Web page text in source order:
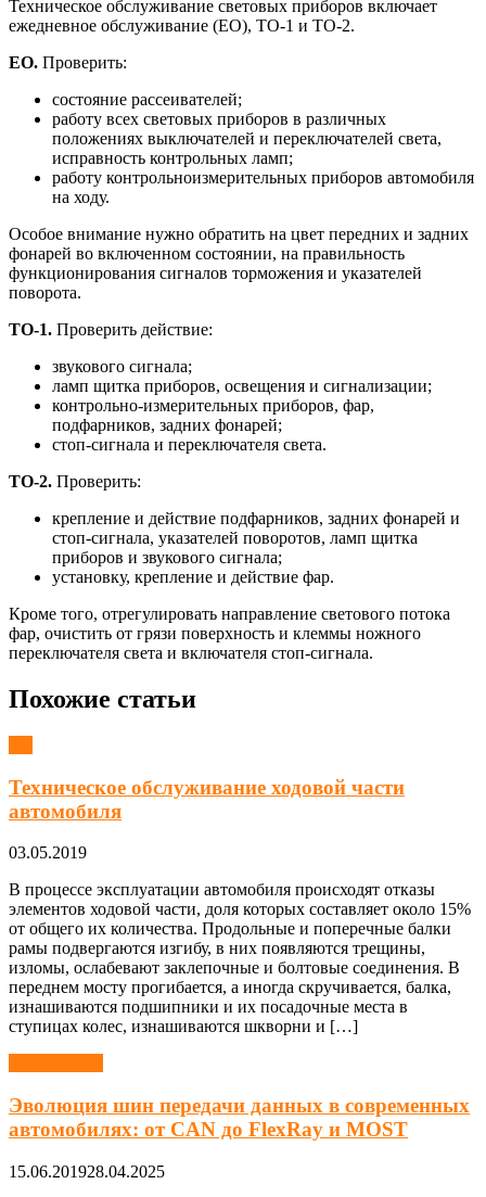
Техническое обслуживание световых приборов включает
ежедневное обслуживание (ЕО), ТО-1 и ТО-2.
ЕО. Проверить:
состояние рассеивателей;
работу всех световых приборов в различных
положениях выключателей и переключателей света,
исправность контрольных ламп;
работу контрольноизмерительных приборов автомобиля
на ходу.
Особое внимание нужно обратить на цвет передних и задних
фонарей во включенном состоянии, на правильность
функционирования сигналов торможения и указателей
поворота.
ТО‑1. Проверить действие:
звукового сигнала;
ламп щитка приборов, освещения и сигнализации;
контрольно-измерительных приборов, фар,
подфарников, задних фонарей;
стоп-сигнала и переключателя света.
ТО‑2. Проверить:
крепление и действие подфарников, задних фонарей и
стоп-сигнала, указателей поворотов, ламп щитка
приборов и звукового сигнала;
установку, крепление и действие фар.
Кроме того, отрегулировать направление светового потока
фар, очистить от грязи поверхность и клеммы ножного
переключателя света и включателя стоп-сигнала.
Похожие статьи
Техническое обслуживание ходовой части
автомобиля
03.05.2019
В процессе эксплуатации автомобиля происходят отказы
элементов ходовой части, доля которых составляет около 15%
от общего их количества. Продольные и поперечные балки
рамы подвергаются изгибу, в них появляются трещины,
изломы, ослабевают заклепочные и болтовые соединения. В
переднем мосту прогибается, а иногда скручивается, балка,
изнашиваются подшипники и их посадочные места в
ступицах колес, изнашиваются шкворни и […]
Эволюция шин передачи данных в современных
автомобилях: от CAN до FlexRay и MOST
15.06.201928.04.2025